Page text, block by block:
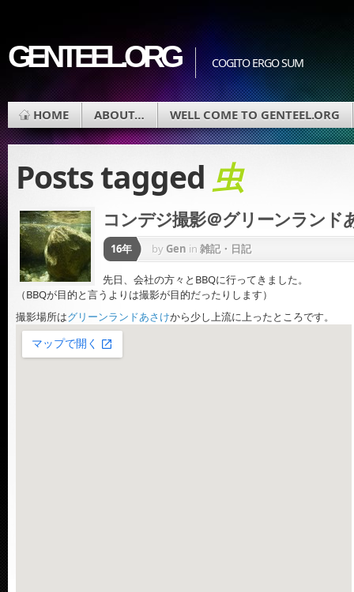
GENTEEL.ORG COGITO ERGO SUM
HOME ABOUT… WELL COME TO GENTEEL.ORG
Posts tagged 虫
コンデジ撮影＠グリーンランド
16年 by Gen in 雑記・日記
先日、会社の方々とBBQに行ってきました。
（BBQが目的と言うよりは撮影が目的だったりします）
撮影場所はグリーンランドあさけから少し上流に上ったところです。